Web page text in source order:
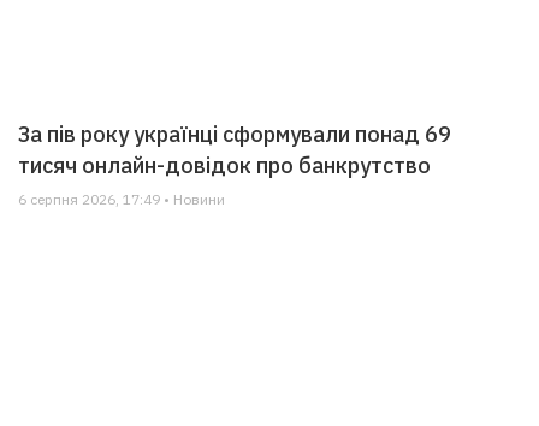
За пів року українці сформували понад 69
тисяч онлайн-довідок про банкрутство
6 серпня 2026, 17:49 • Новини